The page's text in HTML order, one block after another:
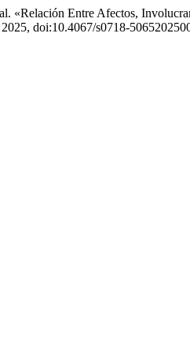
«Relación Entre Afectos,
doi:10.4067/s0718-